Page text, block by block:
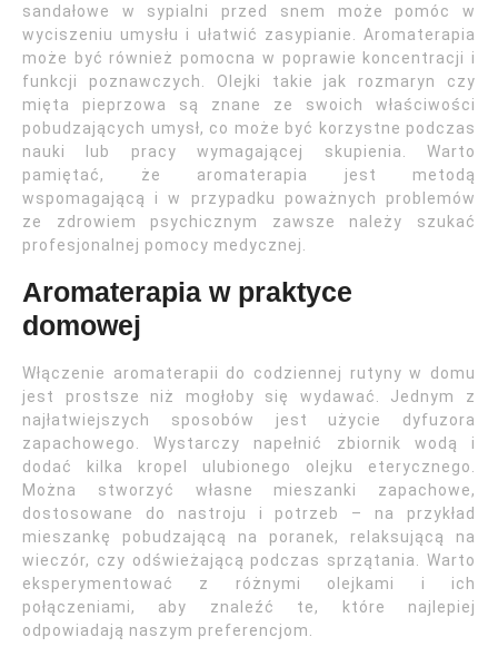
sandałowe w sypialni przed snem może pomóc w
wyciszeniu umysłu i ułatwić zasypianie. Aromaterapia
może być również pomocna w poprawie koncentracji i
funkcji poznawczych. Olejki takie jak rozmaryn czy
mięta pieprzowa są znane ze swoich właściwości
pobudzających umysł, co może być korzystne podczas
nauki lub pracy wymagającej skupienia. Warto
pamiętać, że aromaterapia jest metodą
wspomagającą i w przypadku poważnych problemów
ze zdrowiem psychicznym zawsze należy szukać
profesjonalnej pomocy medycznej.
Aromaterapia w praktyce
domowej
Włączenie aromaterapii do codziennej rutyny w domu
jest prostsze niż mogłoby się wydawać. Jednym z
najłatwiejszych sposobów jest użycie dyfuzora
zapachowego. Wystarczy napełnić zbiornik wodą i
dodać kilka kropel ulubionego olejku eterycznego.
Można stworzyć własne mieszanki zapachowe,
dostosowane do nastroju i potrzeb – na przykład
mieszankę pobudzającą na poranek, relaksującą na
wieczór, czy odświeżającą podczas sprzątania. Warto
eksperymentować z różnymi olejkami i ich
połączeniami, aby znaleźć te, które najlepiej
odpowiadają naszym preferencjom.